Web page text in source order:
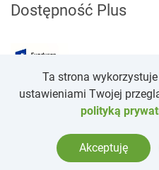
Dostępność Plus
Projekt i realizacja. Strony
Ta strona
ustawieniami Twojej
polityką
Akceptuję